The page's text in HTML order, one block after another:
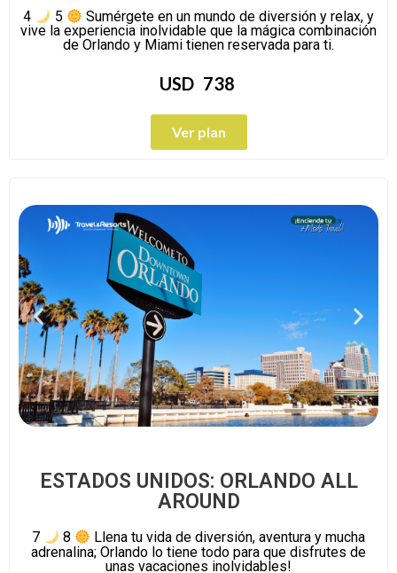
4 5
Sumérgete en un mundo de diversión y relax, y
vive la experiencia inolvidable que la mágica combinación
de Orlando y Miami tienen reservada para ti.
USD 738
Ver plan
ESTADOS UNIDOS: ORLANDO ALL
AROUND
7 8
Llena tu vida de diversión, aventura y mucha
adrenalina; Orlando lo tiene todo para que disfrutes de
unas vacaciones inolvidables!